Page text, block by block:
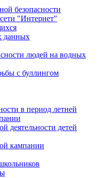
безопасности
"Интернет"
данных
людей на водных
с буллингом
в период летней
деятельности детей
кампании